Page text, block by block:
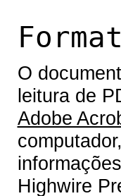
O
leitura de
Adobe
Highwire